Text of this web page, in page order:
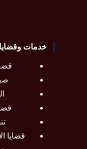
خدمات
قضايا